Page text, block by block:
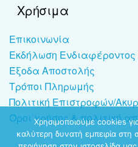
Χρήσιμα
Επικοινωνία
Εκδήλωση
Έξοδα Αποστολής
Τρόποι Πληρωμής
Πολιτική Επιστροφών/
Όροι χρήσης & πολιτική
Χρησιμοποιούμε cookies
καλύτερη δυνατή εμπειρία στη